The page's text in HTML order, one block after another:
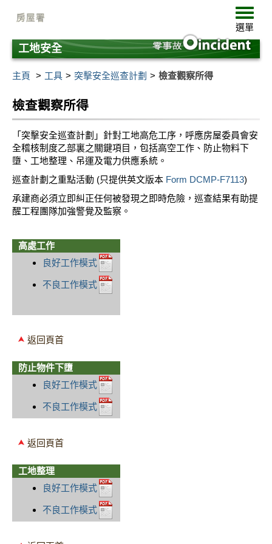
要
內
選
單
選單
工地安全
主頁 工具 突擊安全巡查計劃 檢查觀察所得
檢查觀察所得
「突擊安全巡查計劃」針對工地高危工序，呼應房屋委員會安
全稽核制度乙部裏之關鍵項目，包括高空工作、防止物料下
墮、工地整理、吊運及電力供應系統。
巡查計劃之重點活動 (只提供英文版本 Form DCMP-F7113)
承建商必須立即糾正任何被發現之即時危險，巡查結果有助提
醒工程團隊加強警覺及監察。
高處工作
良好工作模式
不良工作模式
返回頁首
防止物件下墮
良好工作模式
不良工作模式
返回頁首
工地整理
良好工作模式
不良工作模式